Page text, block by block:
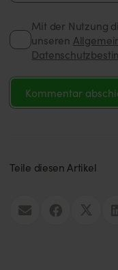
Mit der Nutzung
unseren
Kommentar
Teile diesen Artikel